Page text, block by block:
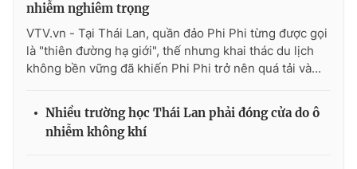
nhiễm nghiêm trọng
VTV.vn - Tại Thái Lan, quần đảo Phi Phi từng được gọi
là "thiên đường hạ giới", thế nhưng khai thác du lịch
không bền vững đã khiến Phi Phi trở nên quá tải và...
Nhiều trường học Thái Lan phải đóng cửa do ô
nhiễm không khí